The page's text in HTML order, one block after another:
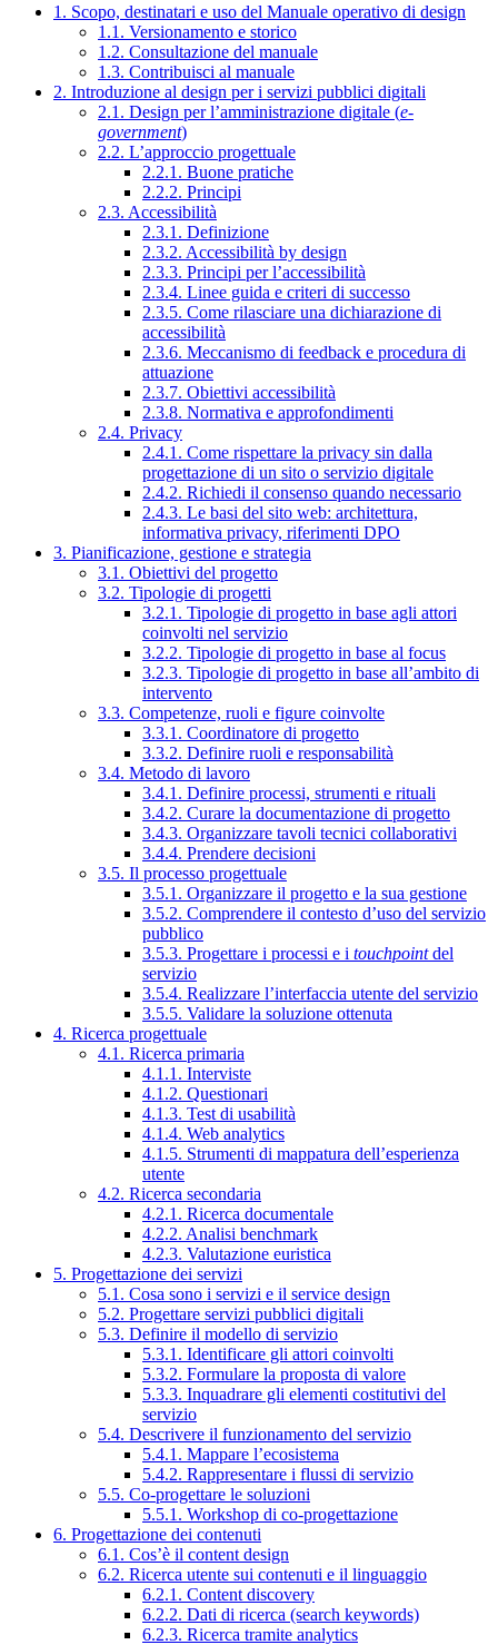
1. Scopo, destinatari e uso del Manuale operativo di design
1.1. Versionamento e storico
1.2. Consultazione del manuale
1.3. Contribuisci al manuale
2. Introduzione al design per i servizi pubblici digitali
2.1. Design per l’amministrazione digitale (e-
government)
2.2. L’approccio progettuale
2.2.1. Buone pratiche
2.2.2. Principi
2.3. Accessibilità
2.3.1. Definizione
2.3.2. Accessibilità by design
2.3.3. Principi per l’accessibilità
2.3.4. Linee guida e criteri di successo
2.3.5. Come rilasciare una dichiarazione di
accessibilità
2.3.6. Meccanismo di feedback e procedura di
attuazione
2.3.7. Obiettivi accessibilità
2.3.8. Normativa e approfondimenti
2.4. Privacy
2.4.1. Come rispettare la privacy sin dalla
progettazione di un sito o servizio digitale
2.4.2. Richiedi il consenso quando necessario
2.4.3. Le basi del sito web: architettura,
informativa privacy, riferimenti DPO
3. Pianificazione, gestione e strategia
3.1. Obiettivi del progetto
3.2. Tipologie di progetti
3.2.1. Tipologie di progetto in base agli attori
coinvolti nel servizio
3.2.2. Tipologie di progetto in base al focus
3.2.3. Tipologie di progetto in base all’ambito di
intervento
3.3. Competenze, ruoli e figure coinvolte
3.3.1. Coordinatore di progetto
3.3.2. Definire ruoli e responsabilità
3.4. Metodo di lavoro
3.4.1. Definire processi, strumenti e rituali
3.4.2. Curare la documentazione di progetto
3.4.3. Organizzare tavoli tecnici collaborativi
3.4.4. Prendere decisioni
3.5. Il processo progettuale
3.5.1. Organizzare il progetto e la sua gestione
3.5.2. Comprendere il contesto d’uso del servizio
pubblico
3.5.3. Progettare i processi e i touchpointdel
servizio
3.5.4. Realizzare l’interfaccia utente del servizio
3.5.5. Validare la soluzione ottenuta
4. Ricerca progettuale
4.1. Ricerca primaria
4.1.1. Interviste
4.1.2. Questionari
4.1.3. Test di usabilità
4.1.4. Web analytics
4.1.5. Strumenti di mappatura dell’esperienza
utente
4.2. Ricerca secondaria
4.2.1. Ricerca documentale
4.2.2. Analisi benchmark
4.2.3. Valutazione euristica
5. Progettazione dei servizi
5.1. Cosa sono i servizi e il service design
5.2. Progettare servizi pubblici digitali
5.3. Definire il modello di servizio
5.3.1. Identificare gli attori coinvolti
5.3.2. Formulare la proposta di valore
5.3.3. Inquadrare gli elementi costitutivi del
servizio
5.4. Descrivere il funzionamento del servizio
5.4.1. Mappare l’ecosistema
5.4.2. Rappresentare i flussi di servizio
5.5. Co-progettare le soluzioni
5.5.1. Workshop di co-progettazione
6. Progettazione dei contenuti
6.1. Cos’è il content design
6.2. Ricerca utente sui contenuti e il linguaggio
6.2.1. Content discovery
6.2.2. Dati di ricerca (search keywords)
6.2.3. Ricerca tramite analytics